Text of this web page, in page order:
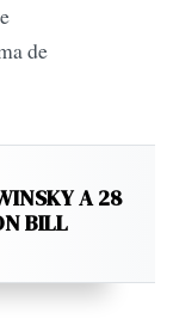
de
A 28
BILL